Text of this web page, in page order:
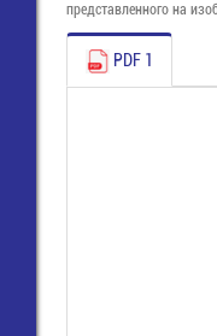
представленного на
PDF 1